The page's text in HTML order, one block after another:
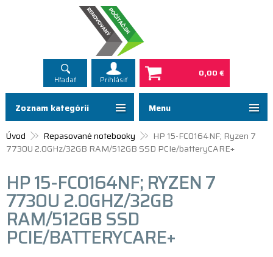
Hľadať Prihlásiť
0,00 €
Menu
Úvod Repasované notebooky
HP 15-FC0164NF; Ryzen 7
7730U 2.0GHz/32GB RAM/512GB SSD PCIe/batteryCARE+
HP 15-FC0164NF; RYZEN 7
7730U 2.0GHZ/32GB
RAM/512GB SSD
PCIE/BATTERYCARE+
Zoznam kategórií